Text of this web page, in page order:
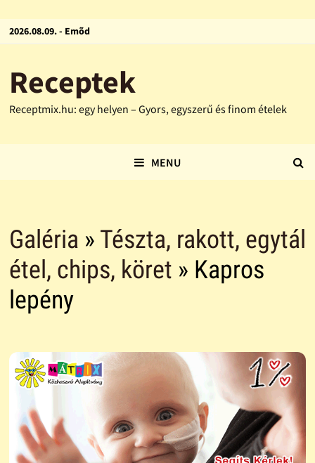
2026.08.09. - Emõd
Receptek
Receptmix.hu: egy helyen – Gyors, egyszerű és finom ételek
MENU
Galéria » Tészta, rakott, egytál
étel, chips, köret » Kapros
lepény